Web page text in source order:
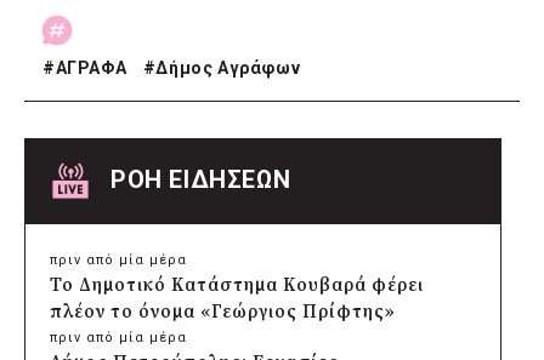
#ΑΓΡΑΦΑ #Δήμος Αγράφων
ΡΟΗ ΕΙΔΗΣΕΩΝ
πριν από μία μέρα
Το Δημοτικό Κατάστημα Κουβαρά φέρει
πλέον το όνομα «Γεώργιος Πρίφτης»
πριν από μία μέρα